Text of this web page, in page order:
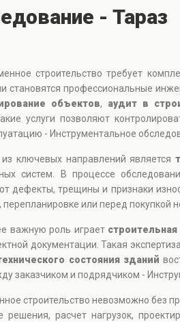
- Тараз
строительство требует
становятся профессиональные
объектов, аудит в
услуги позволяют
- Инструментальное
ключевых направлений является
систем. В процессе
дефекты, трещины и признаки
или перед покупкой
важную роль играет
документации. Такая
состояния зданий
заказчиком и подрядчиком -
строительство невозможно без
расчет нагрузок,